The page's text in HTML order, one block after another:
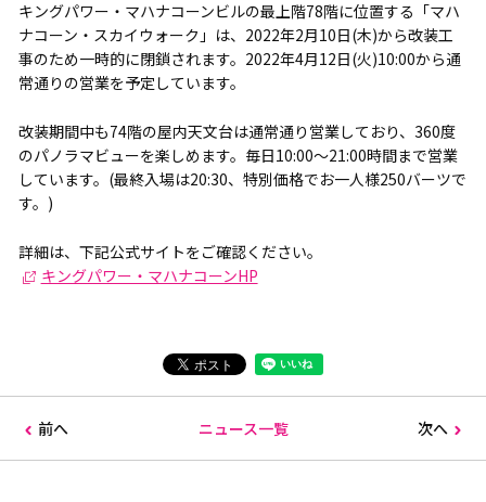
キングパワー・マハナコーンビルの最上階78階に位置する「マハ
ナコーン・スカイウォーク」は、2022年2月10日(木)から改装工
事のため一時的に閉鎖されます。2022年4月12日(火)10:00から通
常通りの営業を予定しています。
改装期間中も74階の屋内天文台は通常通り営業しており、360度
のパノラマビューを楽しめます。毎日10:00～21:00時間まで営業
しています。(最終入場は20:30、特別価格でお一人様250バーツで
す。)
詳細は、下記公式サイトをご確認ください。
キングパワー・マハナコーンHP
前へ ニュース一覧 次へ